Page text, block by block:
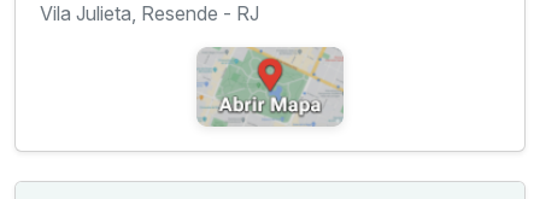
Vila Julieta, Resende - RJ